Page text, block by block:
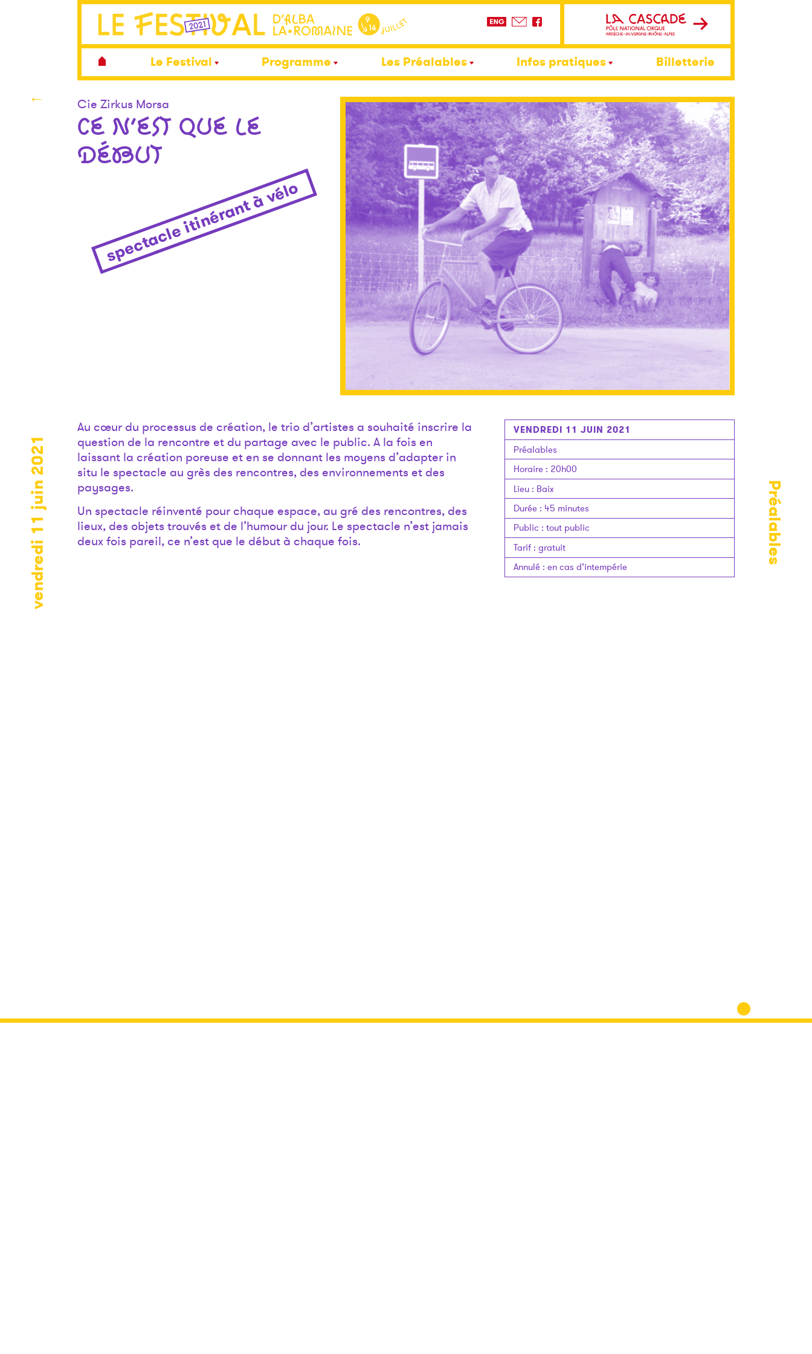
Le Festival Programme Les Préalables Infos pratiques Billetterie
vendredi 11 juin 2021 Préalables
← Cie Zirkus Morsa
CE N’EST QUE LE
DÉBUT
spectacle itinérant à vélo
Au cœur du processus de création, le trio d’artistes a souhaité inscrire la
question de la rencontre et du partage avec le public. A la fois en
laissant la création poreuse et en se donnant les moyens d’adapter in
situ le spectacle au grès des rencontres, des environnements et des
paysages.
Un spectacle réinventé pour chaque espace, au gré des rencontres, des
lieux, des objets trouvés et de l’humour du jour. Le spectacle n’est jamais
deux fois pareil, ce n’est que le début à chaque fois.
VENDREDI 11 JUIN 2021
Préalables
Horaire: 20h00
Lieu: Baix
Durée: 45 minutes
Public : tout public
Tarif: gratuit
Annulé: en cas d’intempérie